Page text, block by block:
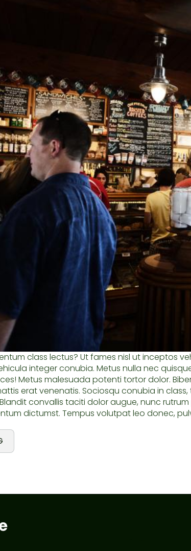
class lectus? Ut fames nisl ut inceptos
integer conubia. Metus nulla nec
Metus malesuada potenti tortor dolor.
erat venenatis. Sociosqu conubia in
convallis taciti dolor augue, nunc
dictumst. Tempus volutpat leo donec,